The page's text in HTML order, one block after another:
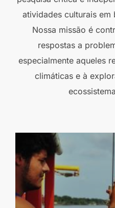
atividades culturais
Nossa missão é
respostas a
especialmente aqueles
climáticas e à